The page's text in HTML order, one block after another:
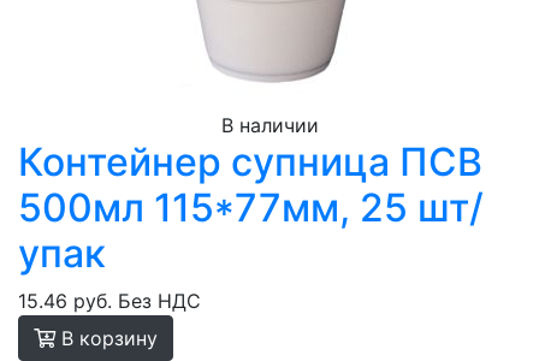
В наличии
Контейнер супница ПСВ
500мл 115*77мм, 25 шт/
упак
15.46 руб. Без НДС
В корзину